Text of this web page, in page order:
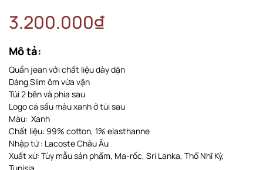
3.200.000₫
Mô tả:
Quần jean với chất liệu dày dặn
Dáng Slim ôm vừa vặn
Túi 2 bên và phía sau
Logo cá sấu màu xanh ở túi sau
Màu: Xanh
Chất liệu: 99% cotton, 1% elasthanne
Nhập từ : Lacoste Châu Âu
Xuất xứ: Tùy mẫu sản phẩm, Ma-rốc, Sri Lanka, Thổ Nhĩ Kỳ,
Tunisia......